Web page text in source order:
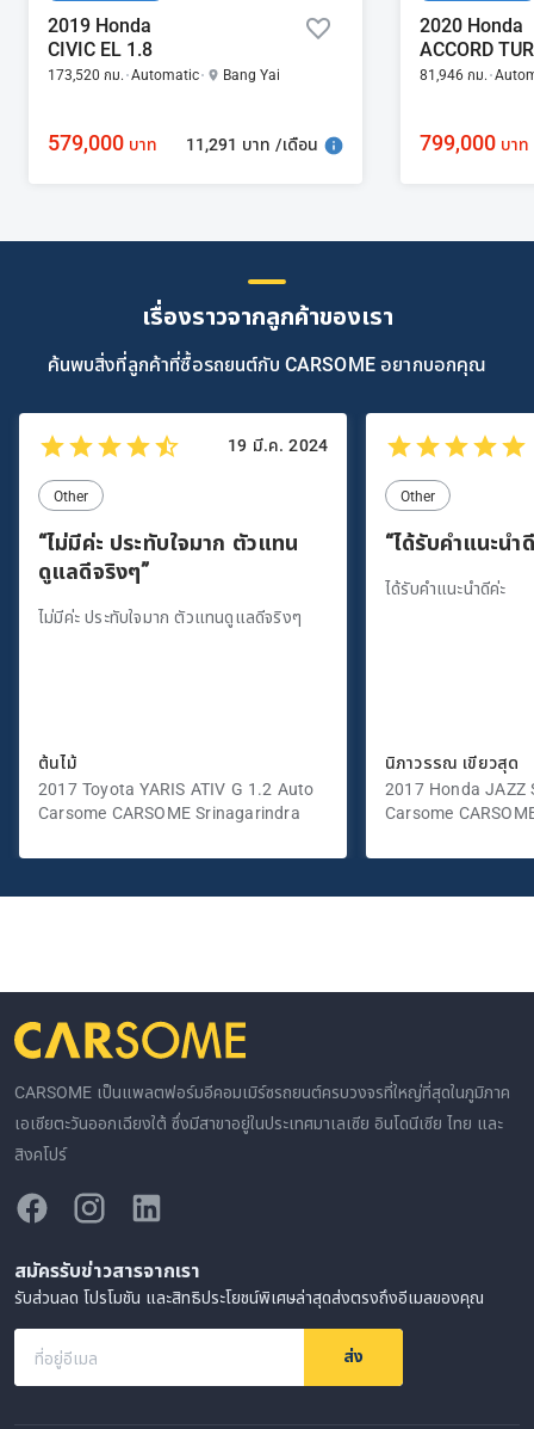
2019 Honda
CIVIC EL 1.8
173,520 กม. Automatic Bang Yai
579,000 บาท 11,291 บาท /เดือน
2020 Honda
ACCORD
81,946 กม.
799,000 บาท
เรื่องราวจากลูกค้าของเรา
ค้นพบสิ่งที่ลูกค้าที่ซื้อรถยนต์กับ CARSOME อยากบอกคุณ
19 มี.ค. 2024
Other
“ไม่มีค่ะ ประทับใจมาก ตัวแทน
ดูแลดีจริงๆ”
ไม่มีค่ะ ประทับใจมาก ตัวแทนดูแลดีจริงๆ
ต้นไม้
2017 Toyota YARIS ATIV G 1.2 Auto
Carsome CARSOME Srinagarindra
Other
“ได้รับคำแนะนำ
ได้รับคำแนะนำดีค่ะ
นิภาวรรณ เขียวสุด
2017 Honda JAZZ
Carsome
CARSOME เป็นแพลตฟอร์มอีคอมเมิร์ซรถยนต์ครบวงจรที่ใหญ่ที่สุดในภูมิภาค
เอเชียตะวันออกเฉียงใต้ ซึ่งมีสาขาอยู่ในประเทศมาเลเซีย อินโดนีเซีย ไทย และ
สิงคโปร์
สมัครรับข่าวสารจากเรา
รับส่วนลด โปรโมชัน และสิทธิประโยชน์พิเศษล่าสุดส่งตรงถึงอีเมลของคุณ
ที่อยู่อีเมล ส่ง